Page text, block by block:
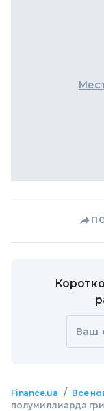
Ваш
Finance.ua / Все
полумиллиарда